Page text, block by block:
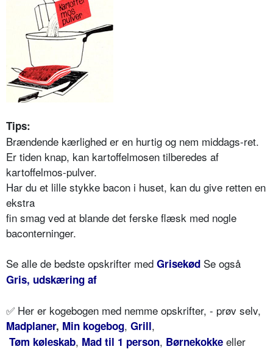
Tips:
Brændende kærlighed er en hurtig og nem middags-ret.
Er tiden knap, kan kartoffelmosen tilberedes af
kartoffelmos-pulver.
Har du et lille stykke bacon i huset, kan du give retten en
ekstra
fin smag ved at blande det ferske flæsk med nogle
baconterninger.
Se alle de bedste opskrifter med Grisekød Se også
Gris, udskæring af
✅ Her er kogebogen med nemme opskrifter, - prøv selv,
Madplaner, Min kogebog, Grill,
Tøm køleskab, Mad til 1 person, Børnekokke eller